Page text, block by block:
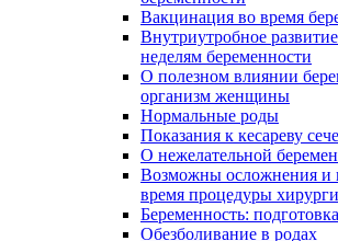
Вакцинация во время
Внутриутробное
неделям беременности
О полезном влиянии
организм женщины
Нормальные роды
Показания к кесареву
О нежелательной
Возможны осложнения и
время процедуры
Беременность:
Обезболивание в родах